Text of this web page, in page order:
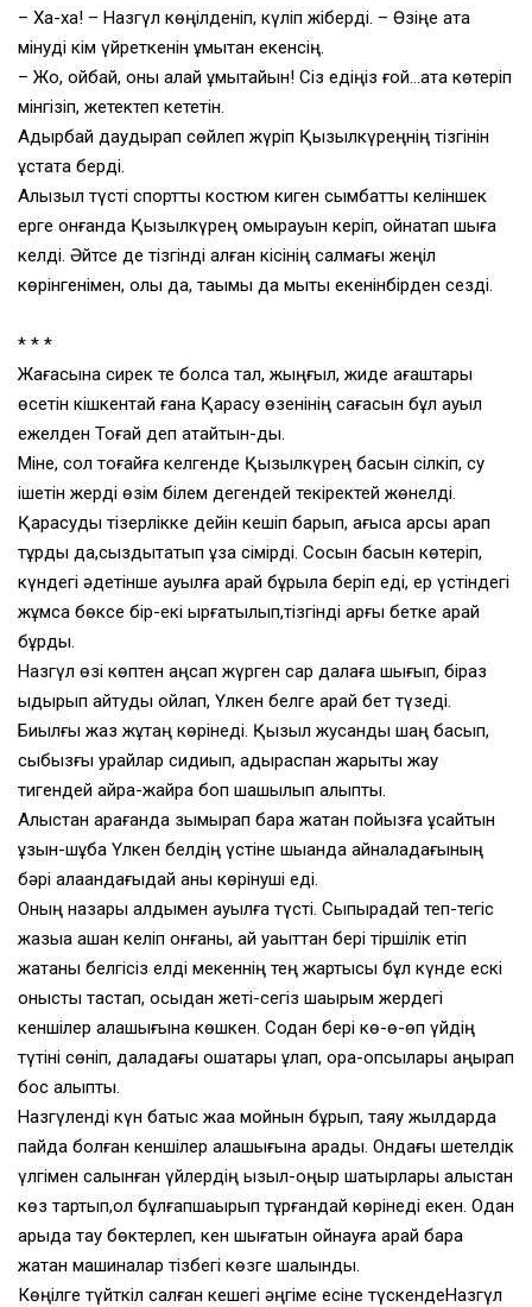
– Ха-ха! – Назгүл көңілденіп, күліп жіберді. – Өзіңе атқа
мінуді кім үйреткенін ұмытқан екенсің.
– Жоқ, ойбай, оны қалай ұмытайын! Сіз едіңіз ғой…атқа көтеріп
мінгізіп, жетектеп кететін.
Адырбай даудырап сөйлеп жүріп Қызылкүреңнің тізгінін
ұстата берді.
Алқызыл түсті спорттық костюм киген сымбатты келіншек
ерге қонғанда Қызылкүрең омырауын керіп, ойнақтап шыға
келді. Әйтсе де тізгінді алған кісінің салмағы жеңіл
көрінгенімен, қолы да, тақымы да мықты екенінбірден сезді.
* * *
Жағасына сирек те болса тал, жыңғыл, жиде ағаштары
өсетін кішкентай ғана Қарасу өзенінің сағасын бұл ауыл
ежелден Тоғай деп атайтын-ды.
Міне, сол тоғайға келгенде Қызылкүрең басын сілкіп, су
ішетін жерді өзім білем дегендей текіректей жөнелді.
Қарасуды тізерлікке дейін кешіп барып, ағысқа қарсы қарап
тұрды да,сыздықтатып ұзақ сімірді. Сосын басын көтеріп,
күндегі әдетінше ауылға қарай бұрыла беріп еді, ер үстіндегі
жұмсақ бөксе бір-екі ырғатылып,тізгінді арғы бетке қарай
бұрды.
Назгүл өзі көптен аңсап жүрген сар далаға шығып, біраз
қыдырып қайтуды ойлап, Үлкен белге қарай бет түзеді.
Биылғы жаз жұтаң көрінеді. Қызыл жусанды шаң басып,
сыбызғы қурайлар сидиып, адыраспан жарықтық жау
тигендей айра-жайра боп шашылып қалыпты.
Алыстан қарағанда зымырап бара жатқан пойызға ұқсайтын
ұзын-шұбақ Үлкен белдің үстіне шыққанда айналадағының
бәрі алақандағыдай анық көрінуші еді.
Оның назары алдымен ауылға түсті. Сыпырадай теп-тегіс
жазыққа қашан келіп қонғаны, қай уақыттан бері тіршілік етіп
жатқаны белгісіз елді мекеннің тең жартысы бұл күнде ескі
қонысты тастап, осыдан жеті-сегіз шақырым жердегі
кеншілер қалашығына көшкен. Содан бері кө-ө-өп үйдің
түтіні сөніп, даладағы ошақтары құлап, қора-қопсылары қаңырап
бос қалыпты.
Назгүленді күн батыс жаққа мойнын бұрып, таяу жылдарда
пайда болған кеншілер қалашығына қарады. Ондағы шетелдік
үлгімен салынған үйлердің қызыл-қоңыр шатырлары алыстан
көз тартып,қол бұлғапшақырып тұрғандай көрінеді екен. Одан
арыда тау бөктерлеп, кен шығатын қойнауға қарай бара
жатқан машиналар тізбегі көзге шалынды.
Көңілге түйткіл салған кешегі әңгіме есіне түскендеНазгүл